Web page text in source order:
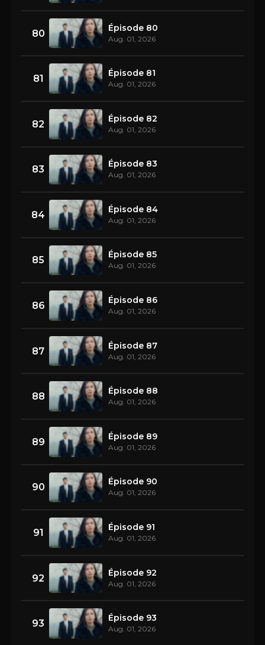
80 Épisode 80
Aug. 01, 2026
81 Épisode 81
Aug. 01, 2026
82 Épisode 82
Aug. 01, 2026
83 Épisode 83
Aug. 01, 2026
84 Épisode 84
Aug. 01, 2026
85 Épisode 85
Aug. 01, 2026
86 Épisode 86
Aug. 01, 2026
87 Épisode 87
Aug. 01, 2026
88 Épisode 88
Aug. 01, 2026
89 Épisode 89
Aug. 01, 2026
90 Épisode 90
Aug. 01, 2026
91 Épisode 91
Aug. 01, 2026
92 Épisode 92
Aug. 01, 2026
93 Épisode 93
Aug. 01, 2026